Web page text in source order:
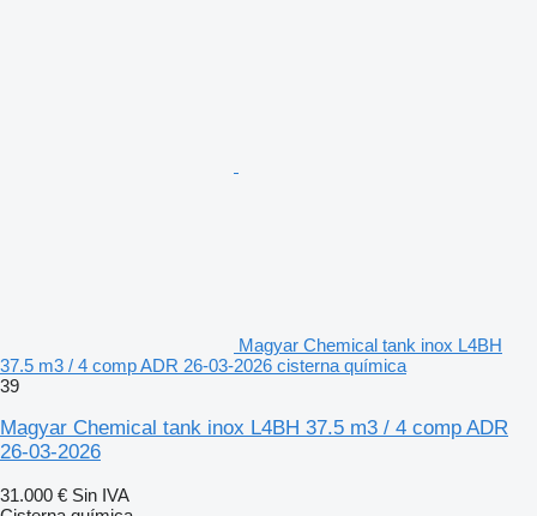
Magyar Chemical tank inox L4BH
37.5 m3 / 4 comp ADR 26-03-2026 cisterna química
39
Magyar Chemical tank inox L4BH 37.5 m3 / 4 comp ADR
26-03-2026
31.000 € Sin IVA